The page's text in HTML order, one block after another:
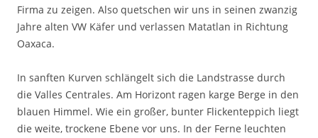
Firma zu zeigen. Also quetschen wir uns in seinen zwanzig
Jahre alten VW Käfer und verlassen Matatlan in Richtung
Oaxaca.
In sanften Kurven schlängelt sich die Landstrasse durch
die Valles Centrales. Am Horizont ragen karge Berge in den
blauen Himmel. Wie ein großer, bunter Flickenteppich liegt
die weite, trockene Ebene vor uns. In der Ferne leuchten